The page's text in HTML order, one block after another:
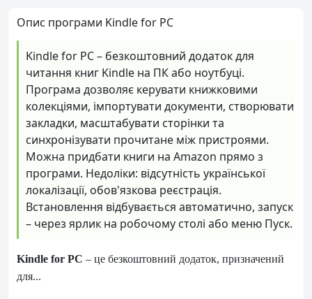
Опис програми Kindle for PC
Kindle for PC – безкоштовний додаток для
читання книг Kindle на ПК або ноутбуці.
Програма дозволяє керувати книжковими
колекціями, імпортувати документи, створювати
закладки, масштабувати сторінки та
синхронізувати прочитане між пристроями.
Можна придбати книги на Amazon прямо з
програми. Недоліки: відсутність української
локалізації, обов'язкова реєстрація.
Встановлення відбувається автоматично, запуск
– через ярлик на робочому столі або меню Пуск.
Kindle for PC – це безкоштовний додаток, призначений
для...